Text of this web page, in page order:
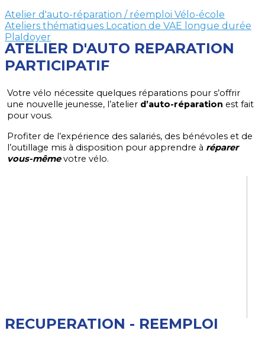
Atelier d'auto-réparation / réemploi Vélo-école
Ateliers thématiques Location de VAE longue durée
PlaIdoyer
ATELIER D'AUTO REPARATION
PARTICIPATIF
Votre vélo nécessite quelques réparations pour s’offrir
une nouvelle jeunesse, l’atelier d’auto-réparation est fait
pour vous.
Profiter de l’expérience des salariés, des bénévoles et de
l’outillage mis à disposition pour apprendre à réparer
vous-mêmevotre vélo.
RECUPERATION - REEMPLOI